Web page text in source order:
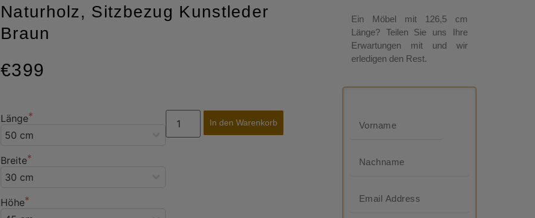
Naturholz, Sitzbezug Kunstleder
Braun
€399
Länge
Breite
Höhe
In den Warenkorb
Ein Möbel mit 126,5 cm
Länge? Teilen Sie uns Ihre
Erwartungen mit und wir
erledigen den Rest.